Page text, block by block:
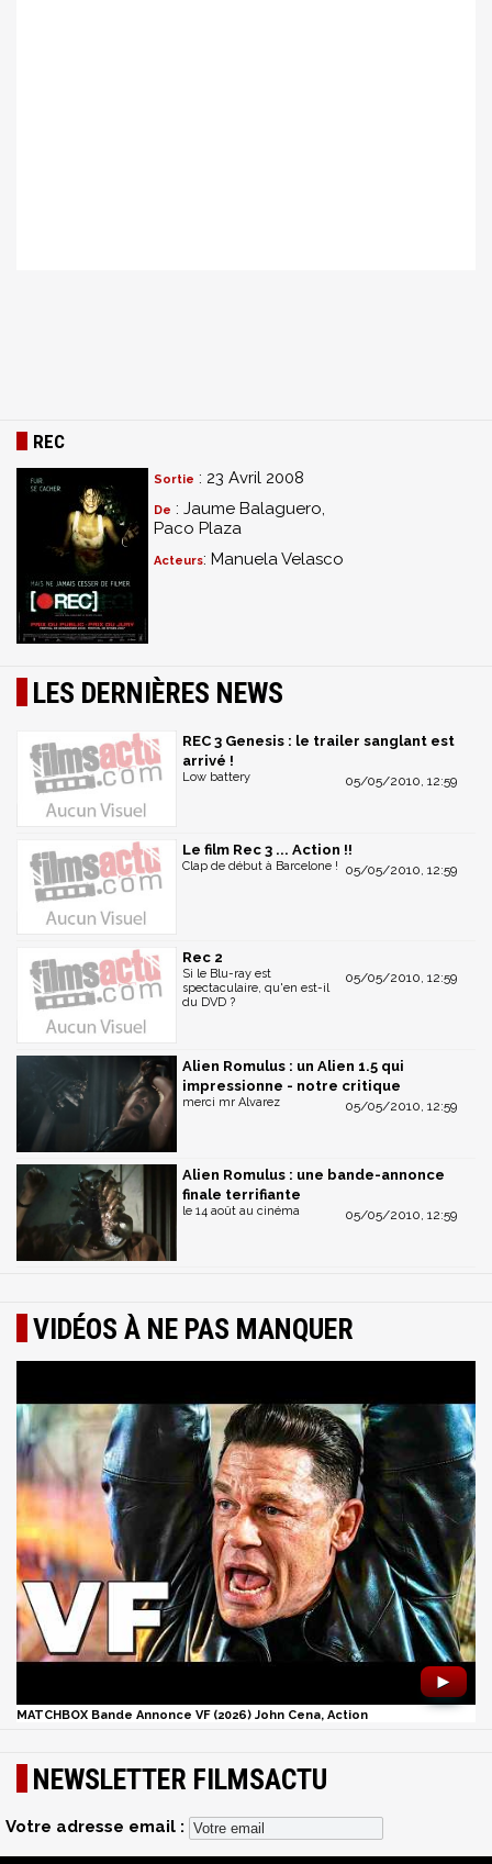
REC
Sortie : 23 Avril 2008
De : Jaume Balaguero,
Paco Plaza
Acteurs: Manuela Velasco
LES DERNIÈRES NEWS
REC 3 Genesis : le trailer sanglant est
arrivé !
05/05/2010, 12:59
Low battery
Le film Rec 3 ... Action !!
05/05/2010, 12:59
Clap de début à Barcelone !
Rec 2
05/05/2010, 12:59
Si le Blu-ray est
spectaculaire, qu'en est-il
du DVD ?
Alien Romulus : un Alien 1.5 qui
impressionne - notre critique
05/05/2010, 12:59
merci mr Alvarez
Alien Romulus : une bande-annonce
finale terrifiante
05/05/2010, 12:59
le 14 août au cinéma
VIDÉOS À NE PAS MANQUER
►
MATCHBOX Bande Annonce VF (2026) John Cena, Action
NEWSLETTER FILMSACTU
Votre adresse email :